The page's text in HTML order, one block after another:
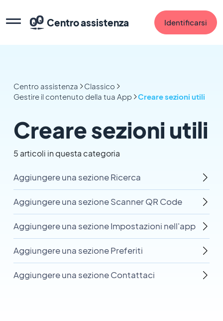
Centro assistenza Identificarsi
Centro assistenza
Classico
Gestire il contenuto della tua App
Creare sezioni utili
Creare sezioni utili
5 articoli in questa categoria
Aggiungere una sezione Ricerca
Aggiungere una sezione Scanner QR Code
Aggiungere una sezione Impostazioni nell'app
Aggiungere una sezione Preferiti
Aggiungere una sezione Contattaci